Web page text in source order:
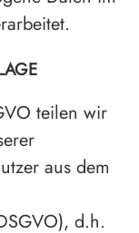
teilen wir
aus dem
d.h.